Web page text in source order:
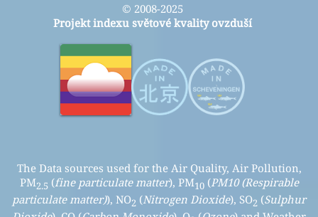
© 2008-2025
Projekt indexu světové kvality ovzduší
The Data sources used for the Air Quality, Air Pollution,
PM2.5 (fine particulate matter), PM10(PM10 (Respirable
particulate matter)), NO2 (Nitrogen Dioxide), SO2 (Sulphur